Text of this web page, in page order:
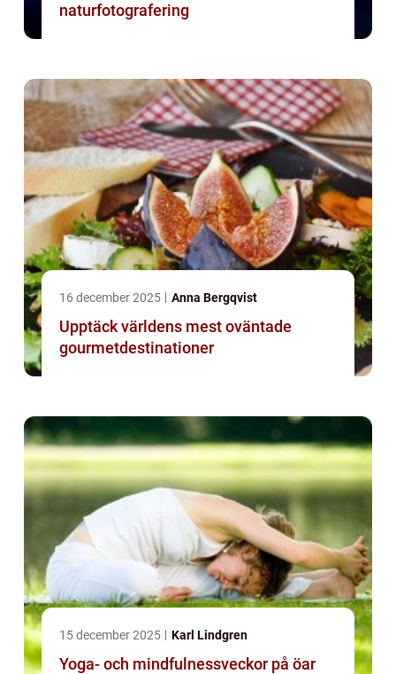
naturfotografering
16 december 2025 Anna Bergqvist
Upptäck världens mest oväntade
gourmetdestinationer
15 december 2025 Karl Lindgren
Yoga- och mindfulnessveckor på öar